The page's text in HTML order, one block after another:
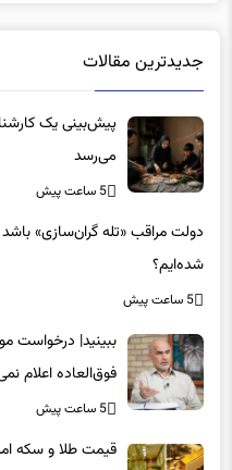
جدیدترین مقالات
پیش‌بینی یک
می‌رسد
5 ساعت پیش
دولت مراقب «تله گران‌سازی» باشد
شده‌ایم؟
5 ساعت پیش
ببینید| درخواست
فوق‌العاده اعلام
5 ساعت پیش